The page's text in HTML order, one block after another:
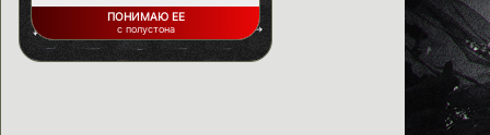
ПОНИМАЮ ЕЕ
с полустона